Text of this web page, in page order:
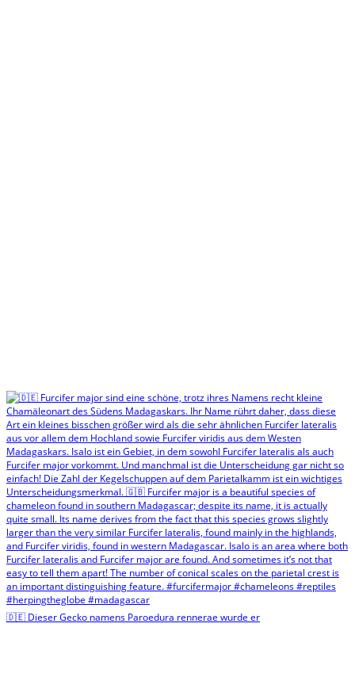
🇩🇪 Dieser Gecko namens Paroedura rennerae wurde er